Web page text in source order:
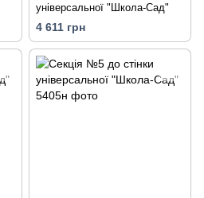
універсальної "Школа-Сад"
4 611 грн